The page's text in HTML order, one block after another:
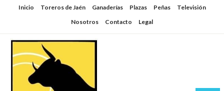
SaltarInicio Toreros de Jaén Ganaderías Plazas Peñas
Televisión
Nosotros
Contacto Legal